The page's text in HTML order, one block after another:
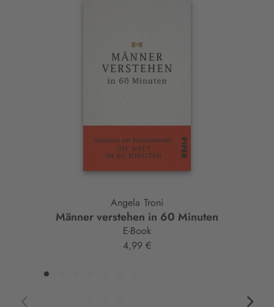
Angela Troni
Männer verstehen in 60 Minuten
E-Book
4,99 €